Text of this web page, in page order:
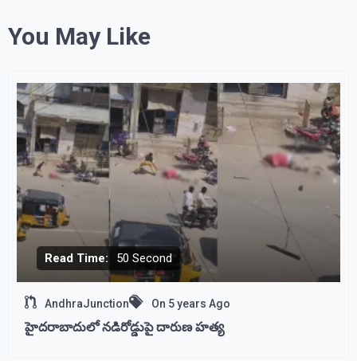
You May Like
Read Time: 50 Second
AndhraJunction On 5 years Ago
హైదరాబాదులో నడిరోడ్డుపై దారుణ హత్య